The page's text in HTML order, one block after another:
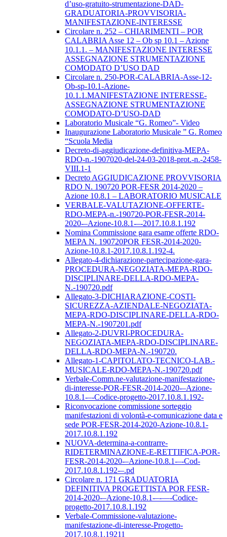
d’uso-gratuito-strumentazione-DAD-
GRADUATORIA-PROVVISORIA-
MANIFESTAZIONE-INTERESSE
Circolare n. 252 – CHIARIMENTI – POR
CALABRIA Asse 12 – Ob sp 10.1 – Azione
10.1.1. – MANIFESTAZIONE INTERESSE
ASSEGNAZIONE STRUMENTAZIONE
COMODATO D’USO DAD
Circolare n. 250-POR-CALABRIA-Asse-12-
Ob-sp-10.1-Azione-
10.1.1.MANIFESTAZIONE INTERESSE-
ASSEGNAZIONE STRUMENTAZIONE
COMODATO-D’USO-DAD
Laboratorio Musicale “G. Romeo”- Video
Inaugurazione Laboratorio Musicale ” G. Romeo
“Scuola Media
Decreto-di-aggiudicazione-definitiva-MEPA-
RDO-n.-1907020-del-24-03-2018-prot.-n.-2458-
VIII.1-1
Decreto AGGIUDICAZIONE PROVVISORIA
RDO N. 190720 POR-FESR 2014-2020 –
Azione 10.8.1 – LABORATORIO MUSICALE
VERBALE-VALUTAZIONE-OFFERTE-
RDO-MEPA-n.-190720-POR-FESR-2014-
2020-–Azione-10.8.1-–-2017.10.8.1.192
Nomina Commissione gara esame offerte RDO-
MEPA N. 190720POR FESR-2014-2020-
Azione-10.8.1-2017.10.8.1.192-4.
Allegato-4-dichiarazione-partecipazione-gara-
PROCEDURA-NEGOZIATA-MEPA-RDO-
DISCIPLINARE-DELLA-RDO-MEPA-
N.-190720.pdf
Allegato-3-DICHIARAZIONE-COSTI-
SICUREZZA-AZIENDALE-NEGOZIATA-
MEPA-RDO-DISCIPLINARE-DELLA-RDO-
MEPA-N.-1907201.pdf
Allegato-2-DUVRI-PROCEDURA-
NEGOZIATA-MEPA-RDO-DISCIPLINARE-
DELLA-RDO-MEPA-N.-190720.
Allegato-1-CAPITOLATO-TECNICO-LAB.-
MUSICALE-RDO-MEPA-N.-190720.pdf
Verbale-Comm.ne-valutazione-manifestazione-
di-interesse-POR-FESR-2014-2020-–Azione-
10.8.1-–-Codice-progetto-2017.10.8.1.192-
Riconvocazione commissione sorteggio
manifestazioni di volontà-e-comunicazione data e
sede POR-FESR-2014-2020-Azione-10.8.1-
2017.10.8.1.192
NUOVA-determina-a-contrarre-
RIDETERMINAZIONE-E-RETTIFICA-POR-
FESR-2014-2020-–Azione-10.8.1-–-Cod-
2017.10.8.1.192-–.pd
Circolare n. 171 GRADUATORIA
DEFINITIVA PROGETTISTA POR FESR-
2014-2020-–Azione-10.8.1-–-––-Codice-
progetto-2017.10.8.1.192
Verbale-Commissione-valutazione-
manifestazione-di-interesse-Progetto-
2017.10.8.1.19211